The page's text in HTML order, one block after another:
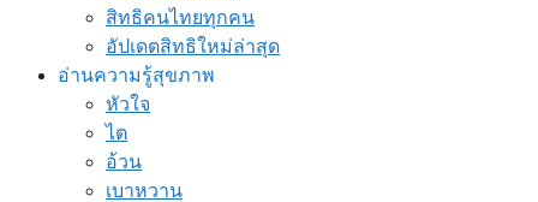
สิทธิคนไทยทุกคน
อัปเดตสิทธิใหม่ล่าสุด
อ่านความรู้สุขภาพ
หัวใจ
ไต
อ้วน
เบาหวาน